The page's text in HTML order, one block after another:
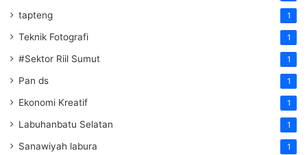
tapteng 1
Teknik Fotografi 1
#Sektor Riil Sumut 1
Pan ds 1
Ekonomi Kreatif 1
Labuhanbatu Selatan 1
Sanawiyah labura 1